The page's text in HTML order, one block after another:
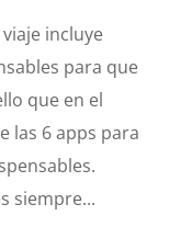
incluye
para que
que en el
las 6 apps para
siempre...